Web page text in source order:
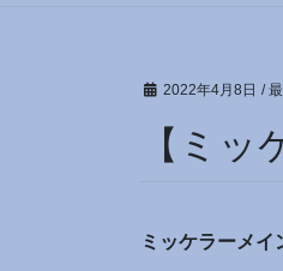
2022年4月8日 /
【ミ
ミッケラーメイ